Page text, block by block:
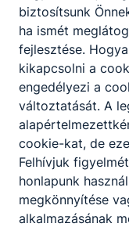
NYÁRI
biztosítsunk
ha ismét
fejlesztése.
kikapcsolni a
engedélyezi a
változtatását. A
cookie-kat, de
Felhívjuk
honlapunk
megkönnyítése
alkalmazásának